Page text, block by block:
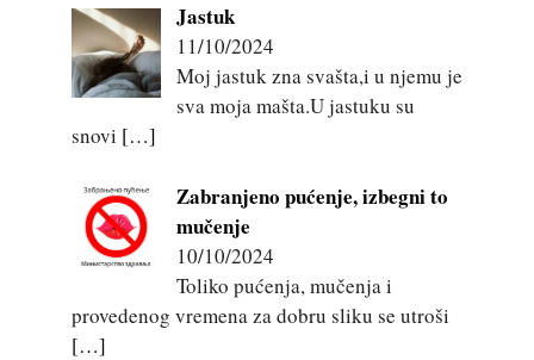
Jastuk
11/10/2024
Moj jastuk zna svašta,i u njemu je
sva moja mašta.U jastuku su
snovi […]
Zabranjeno pućenje, izbegni to
mučenje
10/10/2024
Toliko pućenja, mučenja i
provedenog vremena za dobru sliku se utroši
[…]